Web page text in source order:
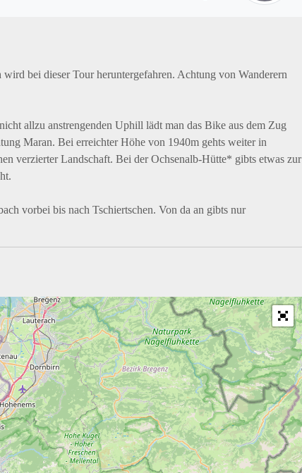
bei dieser Tour heruntergefahren. Achtung von Wanderern
allzu anstrengenden Uphill lädt man das Bike aus dem Zug
Maran. Bei erreichter Höhe von 1940m gehts weiter in
verzierter Landschaft. Bei der Ochsenalb-Hütte* gibts etwas zur
vorbei bis nach Tschiertschen. Von da an gibts nur